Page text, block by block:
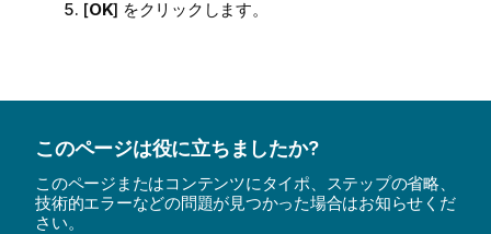
[OK] をクリックします。
このページは役に立ちましたか?
このページまたはコンテンツにタイポ、ステップの省略、
技術的エラーなどの問題が見つかった場合はお知らせくだ
さい。